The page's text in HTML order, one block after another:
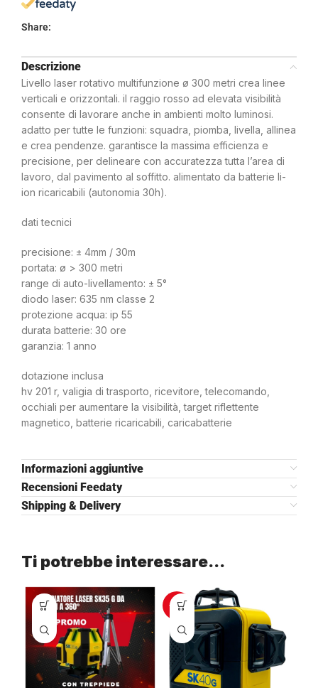
Share:
Descrizione
Livello laser rotativo multifunzione ø 300 metri crea linee
verticali e orizzontali. il raggio rosso ad elevata visibilità
consente di lavorare anche in ambienti molto luminosi.
adatto per tutte le funzioni: squadra, piomba, livella, allinea
e crea pendenze. garantisce la massima efficienza e
precisione, per delineare con accuratezza tutta l’area di
lavoro, dal pavimento al soffitto. alimentato da batterie li-
ion ricaricabili (autonomia 30h).
dati tecnici
precisione: ± 4mm / 30m
portata: ø > 300 metri
range di auto-livellamento: ± 5°
diodo laser: 635 nm classe 2
protezione acqua: ip 55
durata batterie: 30 ore
garanzia: 1 anno
dotazione inclusa
hv 201 r, valigia di trasporto, ricevitore, telecomando,
occhiali per aumentare la visibilità, target riflettente
magnetico, batterie ricaricabili, caricabatterie
Informazioni aggiuntive
Recensioni Feedaty
Shipping & Delivery
Ti potrebbe interessare…
-12%